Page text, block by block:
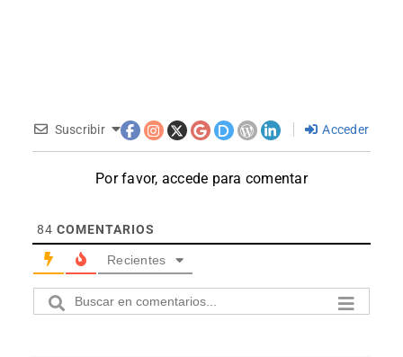
Suscribir Acceder
Por favor, accede para comentar
84 COMENTARIOS
Recientes